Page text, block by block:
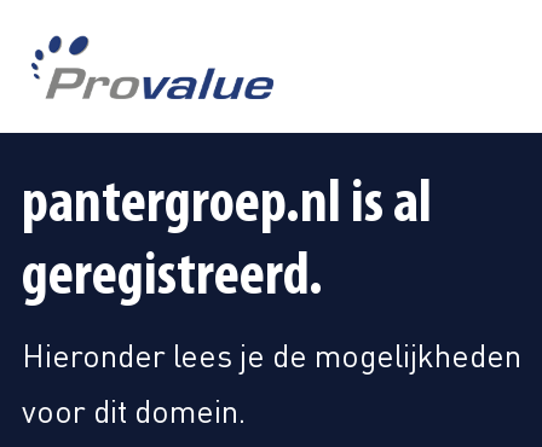
pantergroep.nl is al
geregistreerd.
Hieronder lees je de mogelijkheden
voor dit domein.